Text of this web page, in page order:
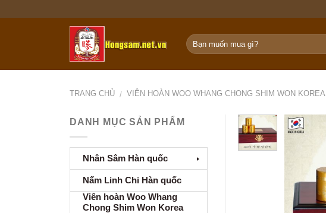
TRANG CHỦ / VIÊN HOÀN WOO WHANG CHONG SHIM WON KOREA
DANH MỤC SẢN PHẨM
Nhân Sâm Hàn quốc
Nấm Linh Chi Hàn quốc
Viên hoàn Woo Whang
Chong Shim Won Korea